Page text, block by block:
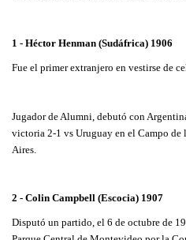
1 - Héctor Henman (Sudáfrica) 1906
Fue el primer extranjero en vestirse de
Jugador de Alumni, debutó con
victoria 2-1 vs Uruguay en el Campo de
Aires.
2 - Colin Campbell (Escocia) 1907
Disputó un partido, el 6 de octubre de